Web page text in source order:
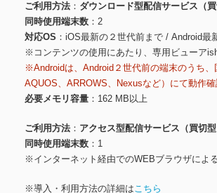
ご利用方法
ダウンロード型配信サービス（買
同時使用端末数
2
対応OS
iOS最新の２世代前まで / Android最
※コンテンツの使用にあたり、専用ビューア
※Androidは、Android２世代前の端末のうち
AQUOS、ARROWS、Nexusなど）にて動作
必要メモリ容量
162 MB以上
ご利用方法
アクセス型配信サービス（買切型
同時使用端末数
1
※インターネット経由でのWEBブラウザによ
※導入・利用方法の詳細はこちら